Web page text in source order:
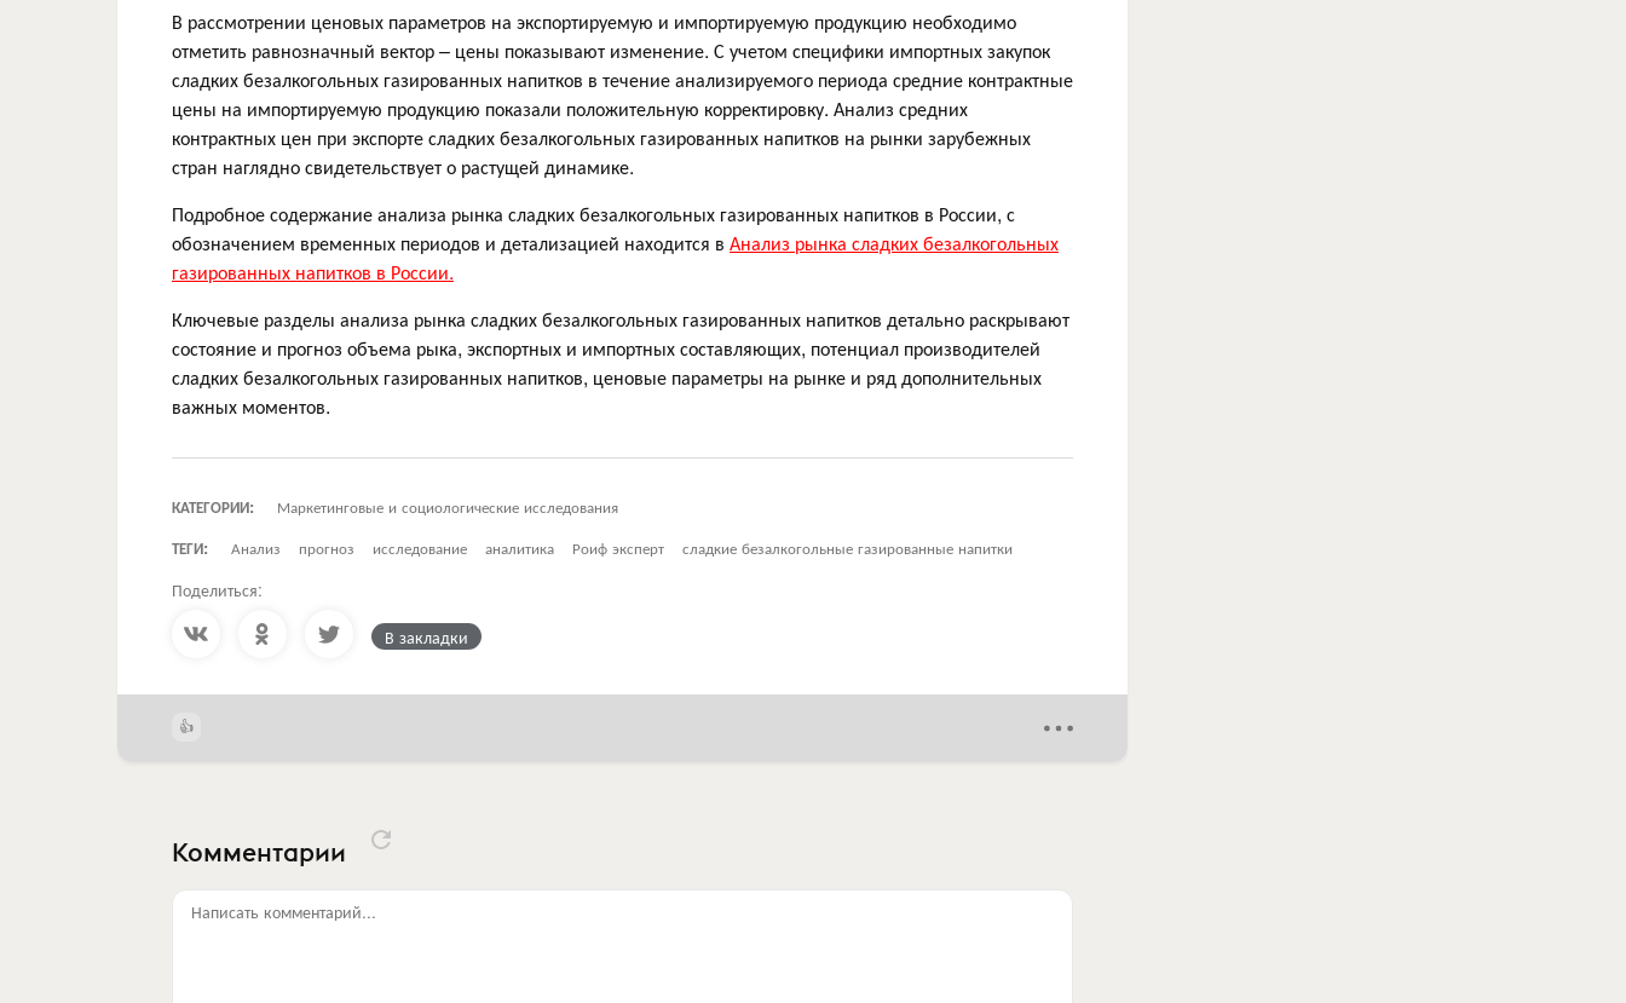
В рассмотрении ценовых параметров на экспортируемую и импортируемую продукцию необходимо
отметить равнозначный вектор – цены показывают изменение. С учетом специфики импортных закупок
сладких безалкогольных газированных напитков в течение анализируемого периода средние контрактные
цены на импортируемую продукцию показали положительную корректировку. Анализ средних
контрактных цен при экспорте сладких безалкогольных газированных напитков на рынки зарубежных
стран наглядно свидетельствует о растущей динамике.
Подробное содержание анализа рынка сладких безалкогольных газированных напитков в России, с
обозначением временных периодов и детализацией находится в Анализ рынка сладких безалкогольных
газированных напитков в России.
Ключевые разделы анализа рынка сладких безалкогольных газированных напитков детально раскрывают
состояние и прогноз объема рыка, экспортных и импортных составляющих, потенциал производителей
сладких безалкогольных газированных напитков, ценовые параметры на рынке и ряд дополнительных
важных моментов.
КАТЕГОРИИ:
Маркетинговые и социологические исследования
ТЕГИ:
Анализ прогноз исследование аналитика Роиф эксперт сладкие безалкогольные газированные напитки
Поделиться:
В закладки
Комментарии
Написать комментарий...